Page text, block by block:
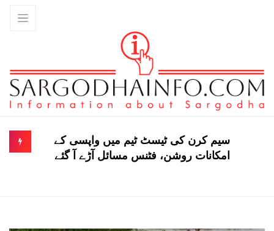
سیم کرن کی ٹیسٹ ٹیم میں واپسی کے
امکانات روشن، فٹنس مسائل آڑے آ گئے